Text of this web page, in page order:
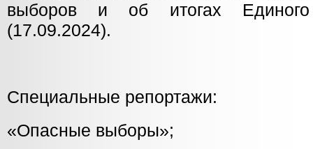
выборов и об итогах Единого
(17.09.2024).
Специальные репортажи:
«Опасные выборы»;